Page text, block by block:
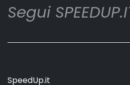
Segui
SpeedUp.it